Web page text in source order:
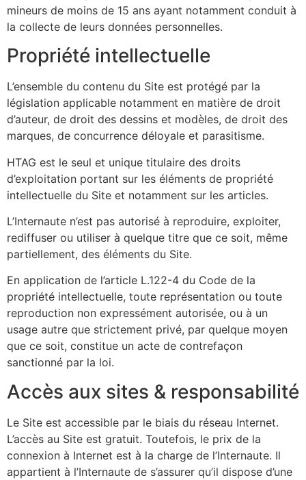
mineurs de moins de 15 ans ayant notamment conduit à
la collecte de leurs données personnelles.
Propriété intellectuelle
L’ensemble du contenu du Site est protégé par la
législation applicable notamment en matière de droit
d’auteur, de droit des dessins et modèles, de droit des
marques, de concurrence déloyale et parasitisme.
HTAG est le seul et unique titulaire des droits
d’exploitation portant sur les éléments de propriété
intellectuelle du Site et notamment sur les articles.
L’Internaute n’est pas autorisé à reproduire, exploiter,
rediffuser ou utiliser à quelque titre que ce soit, même
partiellement, des éléments du Site.
En application de l’article L.122-4 du Code de la
propriété intellectuelle, toute représentation ou toute
reproduction non expressément autorisée, ou à un
usage autre que strictement privé, par quelque moyen
que ce soit, constitue un acte de contrefaçon
sanctionné par la loi.
Accès aux sites & responsabilité
Le Site est accessible par le biais du réseau Internet.
L’accès au Site est gratuit. Toutefois, le prix de la
connexion à Internet est à la charge de l’Internaute. Il
appartient à l’Internaute de s’assurer qu’il dispose d’une